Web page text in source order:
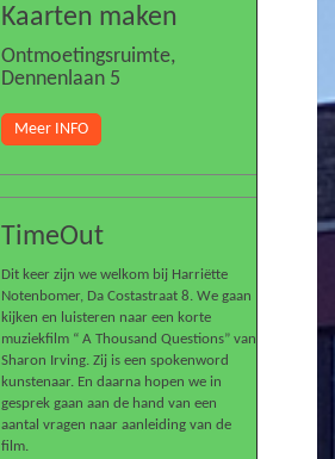
Kaarten maken
Ontmoetingsruimte,
Dennenlaan 5
Meer INFO
TimeOut
Dit keer zijn we welkom bij Harriëtte
Notenbomer, Da Costastraat 8. We gaan
kijken en luisteren naar een korte
muziekfilm “ A Thousand Questions” van
Sharon Irving. Zij is een spokenword
kunstenaar. En daarna hopen we in
gesprek gaan aan de hand van een
aantal vragen naar aanleiding van de
film.